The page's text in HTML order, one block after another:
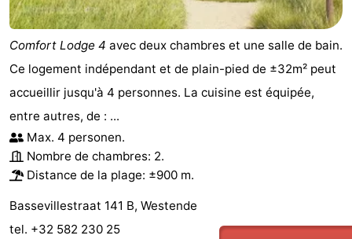
Comfort Lodge 4 avec deux chambres et une salle de bain.
Ce logement indépendant et de plain-pied de ±32m² peut
accueillir jusqu'à 4 personnes. La cuisine est équipée,
entre autres, de : ...
Max. 4 personen.
Nombre de chambres: 2.
Distance de la plage: ±900 m.
Bassevillestraat 141 B, Westende
tel. +32 582 230 25